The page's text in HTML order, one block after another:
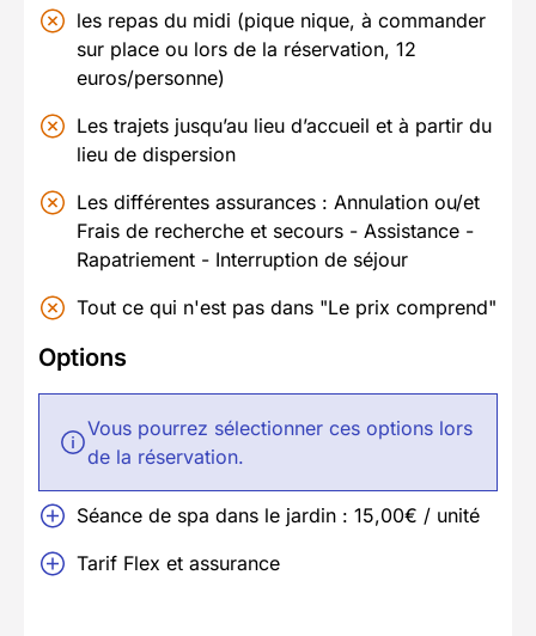
les repas du midi (pique nique, à commander
sur place ou lors de la réservation, 12
euros/personne)
Les trajets jusqu’au lieu d’accueil et à partir du
lieu de dispersion
Les différentes assurances : Annulation ou/et
Frais de recherche et secours - Assistance -
Rapatriement - Interruption de séjour
Tout ce qui n'est pas dans "Le prix comprend"
Options
Vous pourrez sélectionner ces options lors
de la réservation.
Séance de spa dans le jardin : 15,00€ / unité
Tarif Flex et assurance